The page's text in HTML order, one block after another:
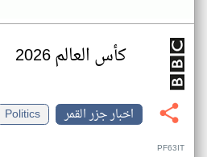
كأس العالم 2026
اخبار جزر القمر
Politics
PF63IT